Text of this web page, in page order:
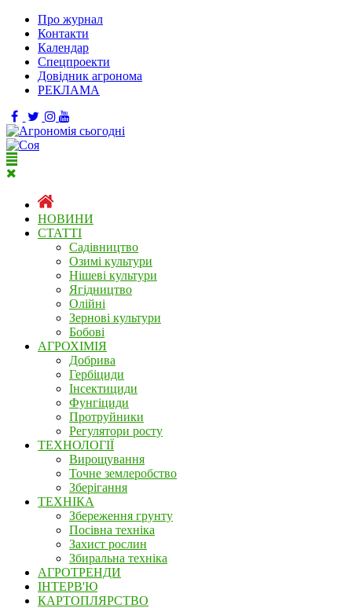
Про журнал
Контакти
Календар
Спецпроекти
Довідник агронома
РЕКЛАМА
НОВИНИ
СТАТТІ
Садівництво
Озимі культури
Нішеві культури
Ягідництво
Олійні
Зернові культури
Бобові
АГРОХІМІЯ
Добрива
Гербіциди
Інсектициди
Фунгіциди
Протруйники
Регулятори росту
ТЕХНОЛОГІЇ
Вирощування
Точне землеробство
Зберігання
ТЕХНІКА
Збереження грунту
Посівна техніка
Захист рослин
Збиральна техніка
АГРОТРЕНДИ
ІНТЕРВ'Ю
КАРТОПЛЯРСТВО